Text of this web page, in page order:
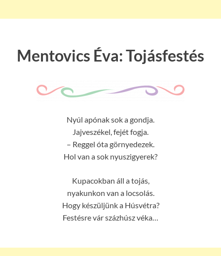
Mentovics Éva: Tojásfestés
Nyúl apónak sok a gondja.
Jajveszékel, fejét fogja.
– Reggel óta görnyedezek.
Hol van a sok nyuszigyerek?
Kupacokban áll a tojás,
nyakunkon van a locsolás.
Hogy készüljünk a Húsvétra?
Festésre vár százhúsz véka…